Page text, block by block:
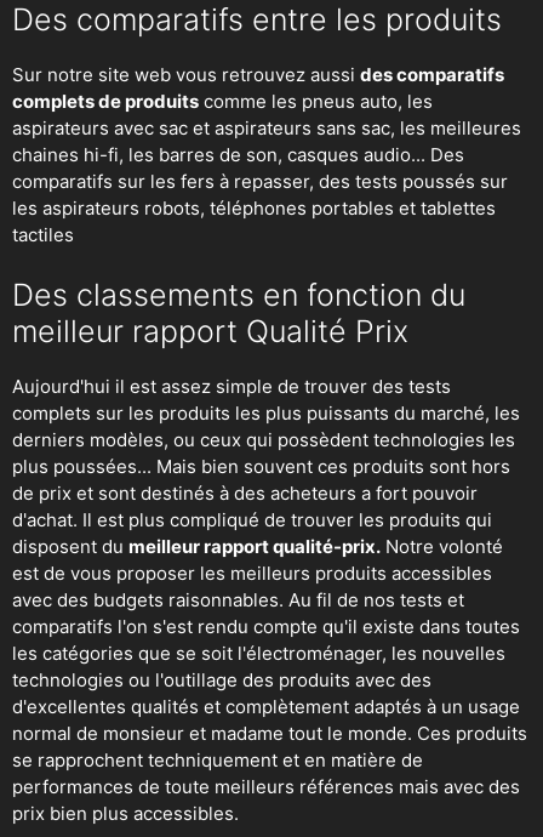
Des comparatifs entre les produits
Sur notre site web vous retrouvez aussi des comparatifs
complets de produits comme les pneus auto, les
aspirateurs avec sac et aspirateurs sans sac, les meilleures
chaines hi-fi, les barres de son, casques audio... Des
comparatifs sur les fers à repasser, des tests poussés sur
les aspirateurs robots, téléphones portables et tablettes
tactiles
Des classements en fonction du
meilleur rapport Qualité Prix
Aujourd'hui il est assez simple de trouver des tests
complets sur les produits les plus puissants du marché, les
derniers modèles, ou ceux qui possèdent technologies les
plus poussées... Mais bien souvent ces produits sont hors
de prix et sont destinés à des acheteurs a fort pouvoir
d'achat. Il est plus compliqué de trouver les produits qui
disposent du meilleur rapport qualité-prix. Notre volonté
est de vous proposer les meilleurs produits accessibles
avec des budgets raisonnables. Au fil de nos tests et
comparatifs l'on s'est rendu compte qu'il existe dans toutes
les catégories que se soit l'électroménager, les nouvelles
technologies ou l'outillage des produits avec des
d'excellentes qualités et complètement adaptés à un usage
normal de monsieur et madame tout le monde. Ces produits
se rapprochent techniquement et en matière de
performances de toute meilleurs références mais avec des
prix bien plus accessibles.